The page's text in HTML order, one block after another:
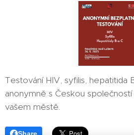
Testování HIV, syfilis, hepatitida
anonymně s Českou
vašem městě.
Share